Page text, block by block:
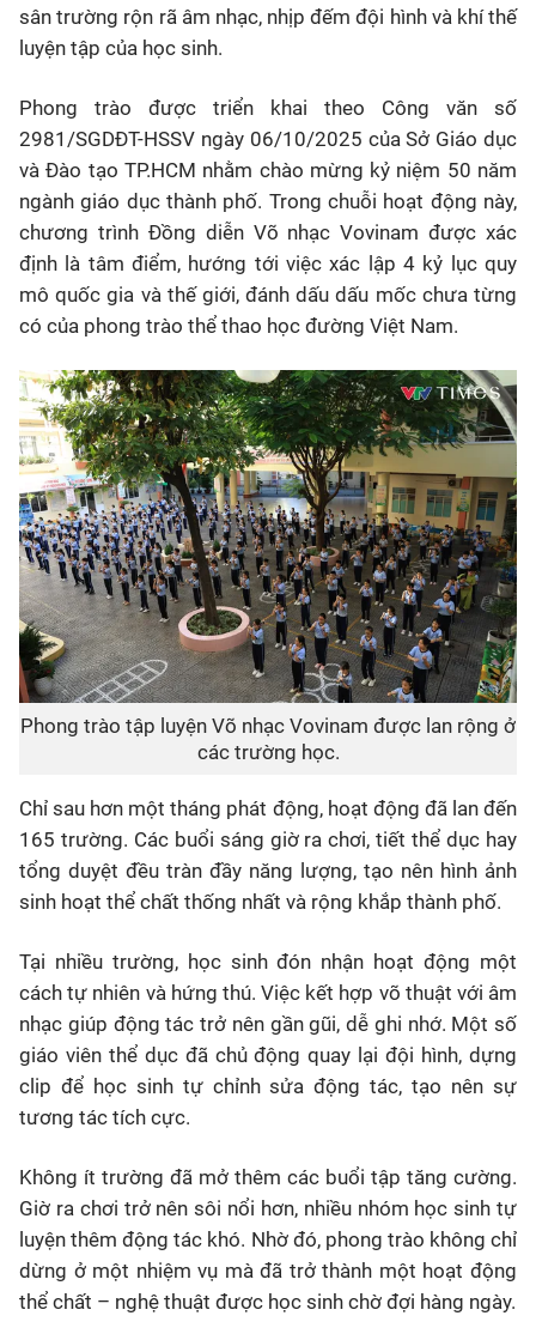
sân trường rộn rã âm nhạc, nhịp đếm đội hình và khí thế
luyện tập của học sinh.
Phong trào được triển khai theo Công văn số
2981/SGDĐT-HSSV ngày 06/10/2025 của Sở Giáo dục
và Đào tạo TP.HCM nhằm chào mừng kỷ niệm 50 năm
ngành giáo dục thành phố. Trong chuỗi hoạt động này,
chương trình Đồng diễn Võ nhạc Vovinam được xác
định là tâm điểm, hướng tới việc xác lập 4 kỷ lục quy
mô quốc gia và thế giới, đánh dấu dấu mốc chưa từng
có của phong trào thể thao học đường Việt Nam.
Phong trào tập luyện Võ nhạc Vovinam được lan rộng ở
các trường học.
Chỉ sau hơn một tháng phát động, hoạt động đã lan đến
165 trường. Các buổi sáng giờ ra chơi, tiết thể dục hay
tổng duyệt đều tràn đầy năng lượng, tạo nên hình ảnh
sinh hoạt thể chất thống nhất và rộng khắp thành phố.
Tại nhiều trường, học sinh đón nhận hoạt động một
cách tự nhiên và hứng thú. Việc kết hợp võ thuật với âm
nhạc giúp động tác trở nên gần gũi, dễ ghi nhớ. Một số
giáo viên thể dục đã chủ động quay lại đội hình, dựng
clip để học sinh tự chỉnh sửa động tác, tạo nên sự
tương tác tích cực.
Không ít trường đã mở thêm các buổi tập tăng cường.
Giờ ra chơi trở nên sôi nổi hơn, nhiều nhóm học sinh tự
luyện thêm động tác khó. Nhờ đó, phong trào không chỉ
dừng ở một nhiệm vụ mà đã trở thành một hoạt động
thể chất – nghệ thuật được học sinh chờ đợi hàng ngày.